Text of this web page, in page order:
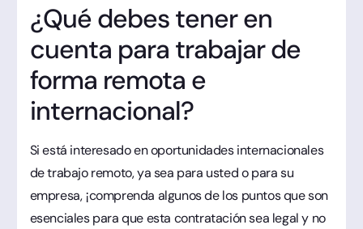
¿Qué debes tener en
cuenta para trabajar de
forma remota e
internacional?
Si está interesado en oportunidades internacionales
de trabajo remoto, ya sea para usted o para su
empresa, ¡comprenda algunos de los puntos que son
esenciales para que esta contratación sea legal y no